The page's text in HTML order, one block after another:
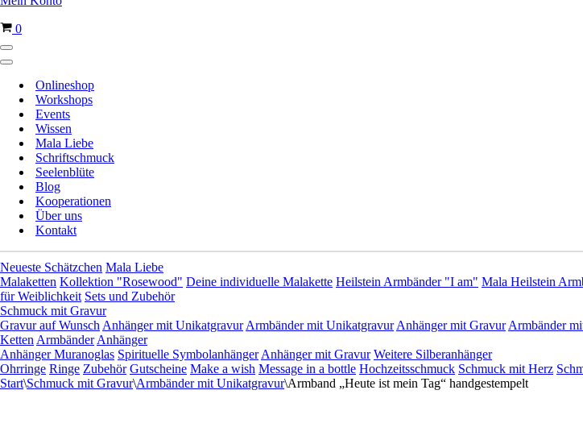
Warenkorb
0
Navigationsmenü
Navigationsmenü
Onlineshop
Workshops
Events
Wissen
Mala Liebe
Schriftschmuck
Seelenblüte
Blog
Kooperationen
Über uns
Kontakt
Neueste Schätzchen Mala Liebe
Malaketten Kollektion "Rosewood" Deine individuelle Malakette Heilstein Armbänder "I am" Mala Heilstein
für Weiblichkeit Sets und Zubehör
Schmuck mit Gravur
Gravur auf Wunsch Anhänger mit Unikatgravur Armbänder mit Unikatgravur Anhänger mit Gravur Armbänder
Ketten Armbänder Anhänger
Anhänger Muranoglas Spirituelle Symbolanhänger Anhänger mit Gravur Weitere Silberanhänger
Ohrringe Ringe Zubehör Gutscheine Make a wish Message in a bottle Hochzeitsschmuck Schmuck mit Herz
Start\Schmuck mit Gravur\Armbänder mit Unikatgravur\Armband „Heute ist mein Tag“ handgestempelt